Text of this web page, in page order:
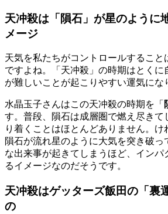
天冲殺は「隕石」が星のように
メージ
天気を私たちがコントロールすること
ですよね。「天冲殺」の時期はとくに
が難しいことが起こりやすい運気にな
水晶玉子さんはこの天冲殺の時期を「
す。普段、隕石は成層圏で燃え尽きて
り着くことはほとんどありません。け
隕石が流れ星のように大気を突き破っ
な出来事が起きてしまうほど、インパ
るイメージなのだそうです。
天冲殺はゲッターズ飯田の「裏
の